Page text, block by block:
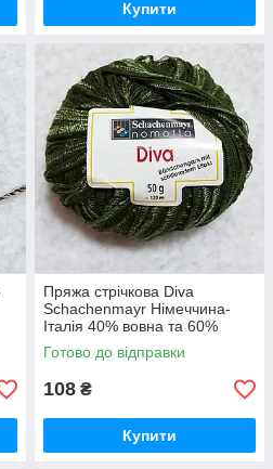
Купити
Пряжа стрічкова Diva
Schachenmayr Німеччина-
Італія 40% вовна та 60%
поліамід ширина 8мм 50
г-120 м Спиці 5-6 мм
Готово до відправки
108 ₴
Купити